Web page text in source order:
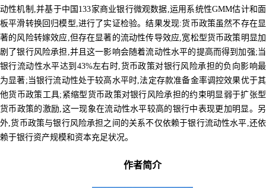
动性机制,并基于中国133家商业银行微观数据,运用系统性GMM估计和面
板平滑转换回归模型,进行了实证检验。结果发现:货币政策虽然不存在显
著的风险转嫁效应,但存在显著的流动性传导效应,宽松型货币政策明显加
剧了银行风险承担,并且这一影响会随着流动性水平的提高而得到加强;当
银行流动性水平达到43%左右时,货币政策对银行风险承担的负向影响最
为显著;当银行流动性处于较高水平时,法定存款准备金率调控效果优于其
他货币政策工具;紧缩型货币政策对银行风险承担的约束明显弱于扩张型
货币政策的激励,这一现象在流动性水平较高的银行中表现更加明显。另
外,货币政策与银行风险承担之间的关系不仅依赖于银行流动性水平,还依
赖于银行资产规模和资本充足状况。
作者简介